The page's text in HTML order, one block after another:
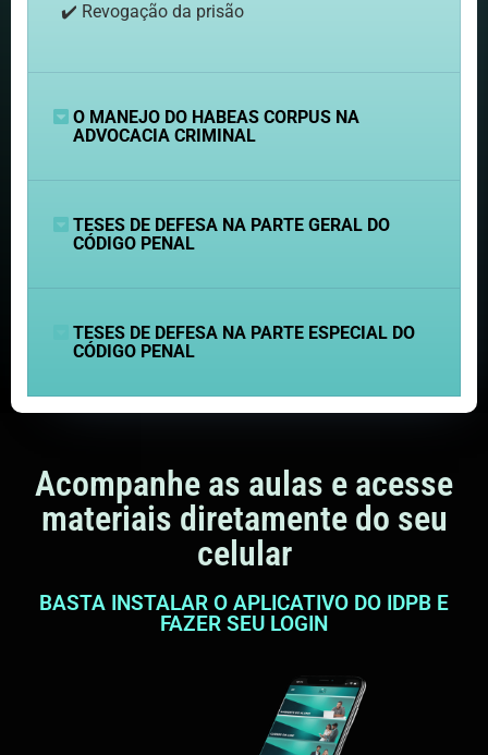
✔️ Revogação da prisão
O MANEJO DO HABEAS CORPUS NA
ADVOCACIA CRIMINAL
TESES DE DEFESA NA PARTE GERAL DO
CÓDIGO PENAL
TESES DE DEFESA NA PARTE ESPECIAL DO
CÓDIGO PENAL
Acompanhe as aulas e acesse
materiais diretamente do seu
celular
BASTA INSTALAR O APLICATIVO DO IDPB E
FAZER SEU LOGIN